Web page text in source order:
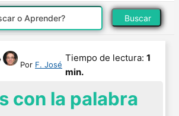
Buscar
Por F. José
Tiempo de lectura: 1
min.
con la palabra